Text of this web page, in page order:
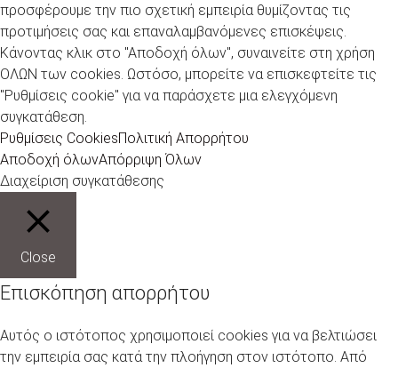
προσφέρουμε την πιο σχετική εμπειρία θυμίζοντας τις
προτιμήσεις σας και επαναλαμβανόμενες επισκέψεις.
Κάνοντας κλικ στο "Αποδοχή όλων", συναινείτε στη χρήση
ΟΛΩΝ των cookies. Ωστόσο, μπορείτε να επισκεφτείτε τις
"Ρυθμίσεις cookie" για να παράσχετε μια ελεγχόμενη
συγκατάθεση.
Ρυθμίσεις CookiesΠολιτική Απορρήτου
Αποδοχή όλωνΑπόρριψη Όλων
Διαχείριση συγκατάθεσης
Close
Επισκόπηση απορρήτου
Αυτός ο ιστότοπος χρησιμοποιεί cookies για να βελτιώσει
την εμπειρία σας κατά την πλοήγηση στον ιστότοπο. Από